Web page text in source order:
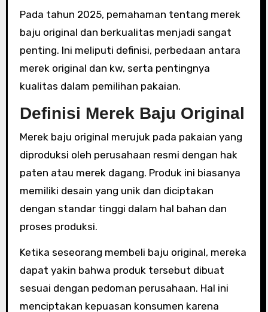
Pada tahun 2025, pemahaman tentang merek
baju original dan berkualitas menjadi sangat
penting. Ini meliputi definisi, perbedaan antara
merek original dan kw, serta pentingnya
kualitas dalam pemilihan pakaian.
Definisi Merek Baju Original
Merek baju original merujuk pada pakaian yang
diproduksi oleh perusahaan resmi dengan hak
paten atau merek dagang. Produk ini biasanya
memiliki desain yang unik dan diciptakan
dengan standar tinggi dalam hal bahan dan
proses produksi.
Ketika seseorang membeli baju original, mereka
dapat yakin bahwa produk tersebut dibuat
sesuai dengan pedoman perusahaan. Hal ini
menciptakan kepuasan konsumen karena